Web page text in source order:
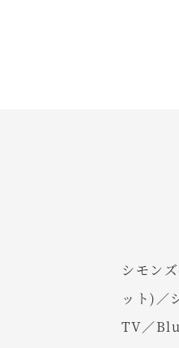
シモン
ット)／
TV／